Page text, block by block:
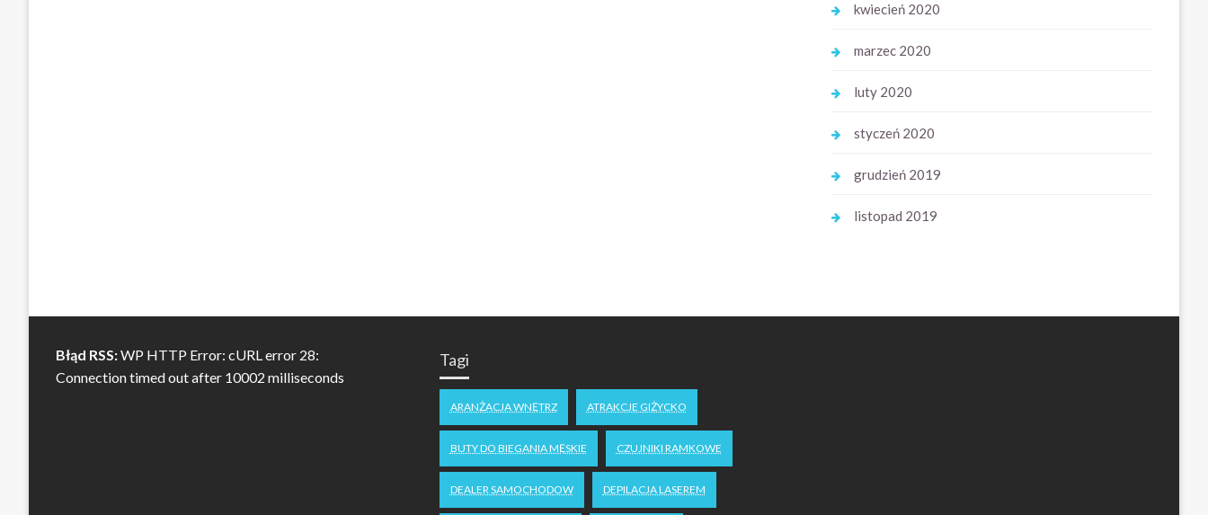
kwiecień 2020
marzec 2020
luty 2020
styczeń 2020
grudzień 2019
listopad 2019
Błąd RSS:WP HTTP Error: cURL error 28:
Connection timed out after 10002 milliseconds
Tagi
ARANŻACJA WNĘTRZ ATRAKCJE GIŻYCKO
BUTY DO BIEGANIA MĘSKIE CZUJNIKI RAMKOWE
DEALER SAMOCHODOW DEPILACJA LASEREM